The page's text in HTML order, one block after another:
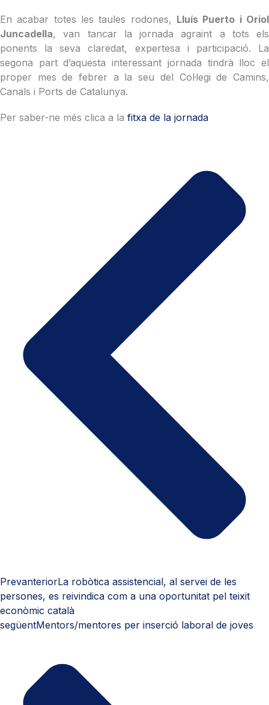
En acabar totes les taules rodones, Lluís Puerto i Oriol
Juncadella, van tancar la jornada agraint a tots els
ponents la seva claredat, expertesa i participació. La
segona part d’aquesta interessant jornada tindrà lloc el
proper mes de febrer a la seu del Col·legi de Camins,
Canals i Ports de Catalunya.
Per saber-ne més clica a la fitxa de la jornada
PrevanteriorLa robòtica assistencial, al servei de les
persones, es reivindica com a una oportunitat pel teixit
econòmic català
següentMentors/mentores per inserció laboral de joves